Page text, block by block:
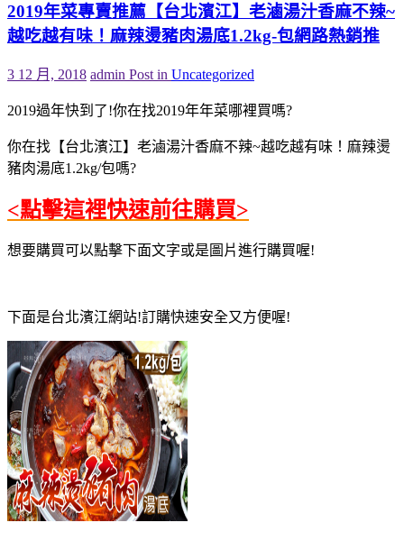
2019年菜專賣推薦【台北濱江】老滷湯汁香麻不辣~
越吃越有味！麻辣燙豬肉湯底1.2kg-包網路熱銷推
3 12 月, 2018 admin Post in Uncategorized
2019過年快到了!你在找2019年年菜哪裡買嗎?
你在找【台北濱江】老滷湯汁香麻不辣~越吃越有味！麻辣燙
豬肉湯底1.2kg/包嗎?
<點擊這裡快速前往購買>
想要購買可以點擊下面文字或是圖片進行購買喔!
下面是台北濱江網站!訂購快速安全又方便喔!